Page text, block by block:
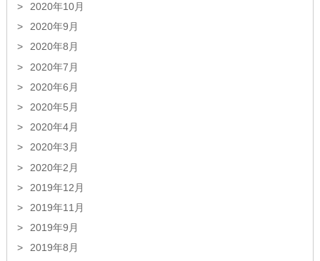
2020年10月
2020年9月
2020年8月
2020年7月
2020年6月
2020年5月
2020年4月
2020年3月
2020年2月
2019年12月
2019年11月
2019年9月
2019年8月